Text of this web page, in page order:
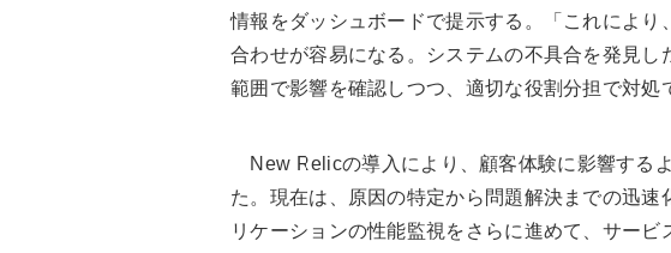
情報をダッシュボードで提示する。「これによ
合わせが容易になる。システムの不具合を発見
範囲で影響を確認しつつ、適切な役割分担で対処
New Relicの導入により、顧客体験に影響する
た。現在は、原因の特定から問題解決までの迅
リケーションの性能監視をさらに進めて、サー